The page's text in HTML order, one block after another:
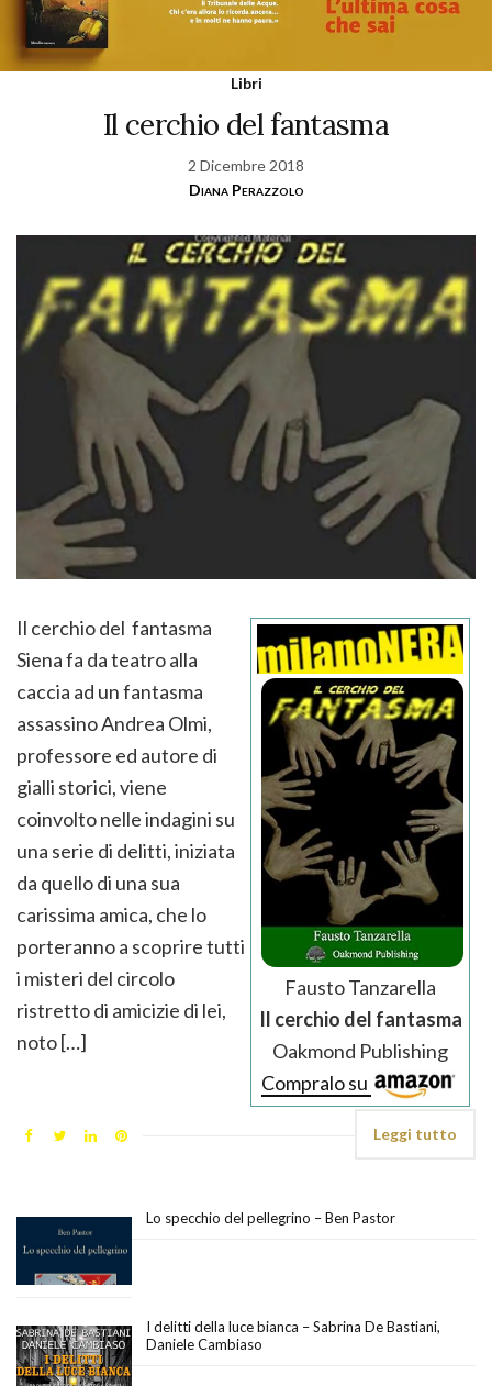
Libri
Il cerchio del fantasma
2 Dicembre 2018
Diana Perazzolo
Fausto Tanzarella
Il cerchio del fantasma
Oakmond Publishing
Compralo su
Il cerchio del fantasma
Siena fa da teatro alla
caccia ad un fantasma
assassino Andrea Olmi,
professore ed autore di
gialli storici, viene
coinvolto nelle indagini su
una serie di delitti, iniziata
da quello di una sua
carissima amica, che lo
porteranno a scoprire tutti
i misteri del circolo
ristretto di amicizie di lei,
noto […]
Leggi tutto
Lo specchio del pellegrino – Ben Pastor
I delitti della luce bianca – Sabrina De Bastiani,
Daniele Cambiaso